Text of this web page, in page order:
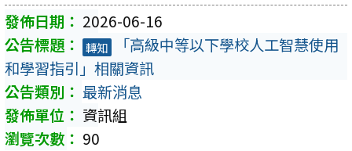
2026-06-16
轉知
「高級中等以下學校人工智慧使用
和學習指引」相關資訊
最新消息
資訊組
90